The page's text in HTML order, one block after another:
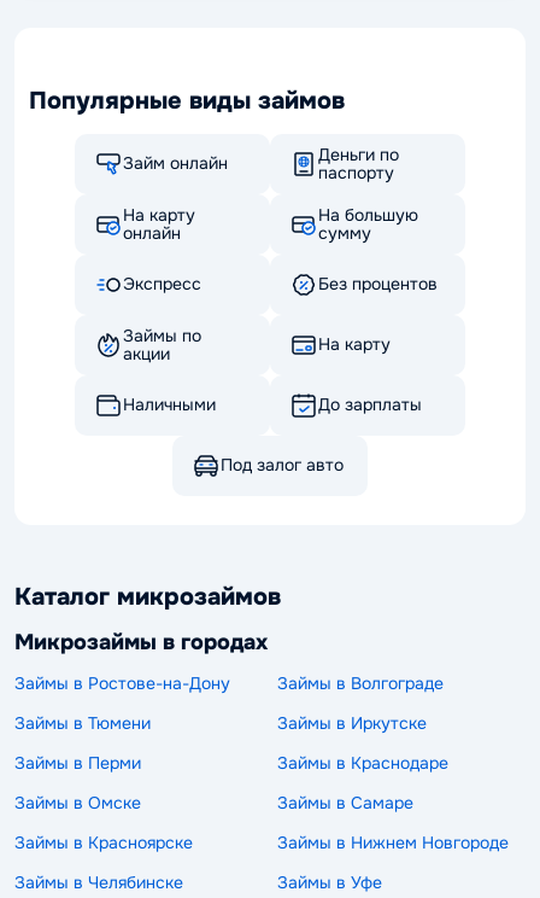
Популярные виды займов
Займ онлайн
Деньги по
паспорту
На карту
онлайн
На большую
сумму
Экспресс Без процентов
Займы по
акции
На карту
Наличными До зарплаты
Под залог авто
Каталог микрозаймов
Микрозаймы в городах
Займы в Ростове-на-Дону
Займы в Волгограде
Займы в Тюмени
Займы в Иркутске
Займы в Перми
Займы в Краснодаре
Займы в Омске
Займы в Самаре
Займы в Красноярске
Займы в Нижнем Новгороде
Займы в Челябинске
Займы в Уфе